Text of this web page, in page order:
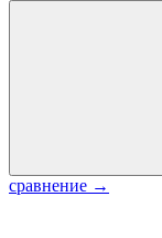
сравнение →